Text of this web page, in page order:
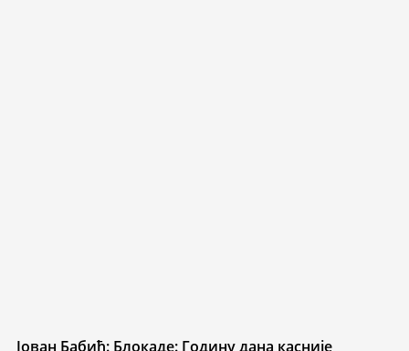
Јован Бабић: Блокаде: Годину дана касније